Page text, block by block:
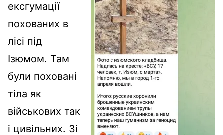
ексгумації
похованих в
лісі під
Ізюмом. Там
були поховані
тіла як
військових так
і цивільних. Зі